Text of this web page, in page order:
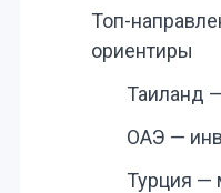
Топ-
ориентиры
Таиланд
ОАЭ —
Турция —